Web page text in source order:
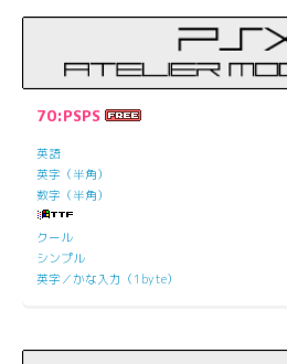
70:PSPS
英語
英字（半角）
数字（半角）
クール
シンプル
英字／かな入力（1byte）